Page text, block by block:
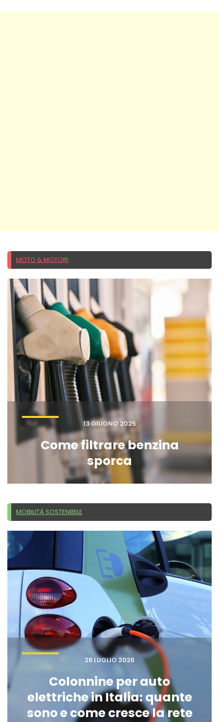
MOTO & MOTORI
13 GIUGNO 2025
Come filtrare benzina
sporca
MOBILITÀ SOSTENIBILE
28 LUGLIO 2026
Colonnine per auto
elettriche in Italia: quante
sono e come cresce la rete